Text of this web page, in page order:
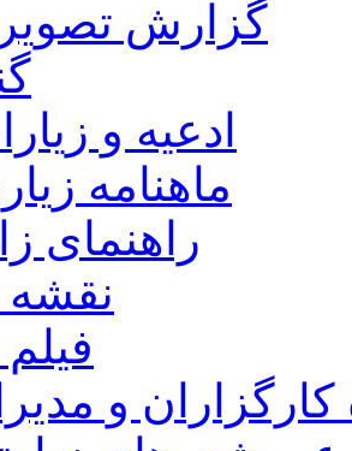
گزارش
ادعیه و
ماهنامه
راهنمای
نقشه
فیلم
كارگزاران و